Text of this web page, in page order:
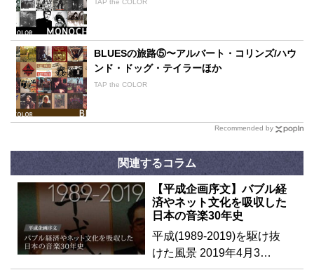
TAP the COLOR
BLUESの旅路⑤〜アルバート・コリンズ/ハウ
ンド・ドッグ・テイラーほか
TAP the COLOR
Recommended by
関連するコラム
【平成企画序文】バブル経
済やネット文化を吸収した
日本の音楽30年史
平成(1989-2019)を駆け抜
けた風景 2019年4月3…